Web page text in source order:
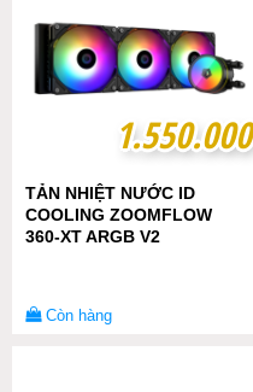
1.550.000
1.550.000
TẢN NHIỆT NƯỚC ID
COOLING ZOOMFLOW
360-XT ARGB V2
Còn hàng